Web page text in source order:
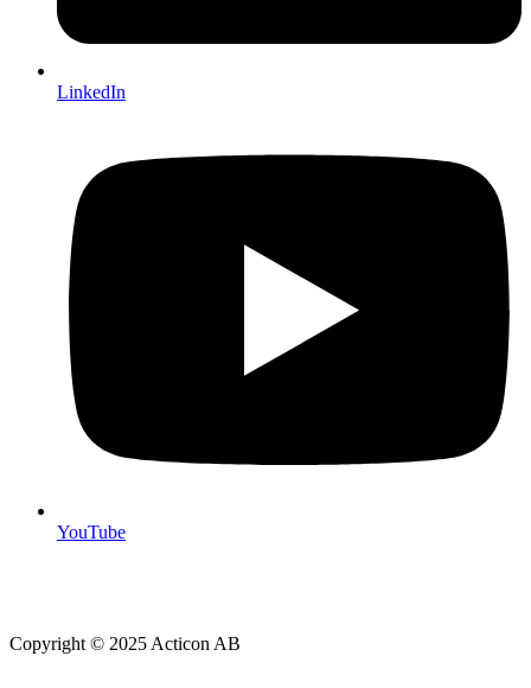
LinkedIn
YouTube
Copyright © 2025 Acticon AB